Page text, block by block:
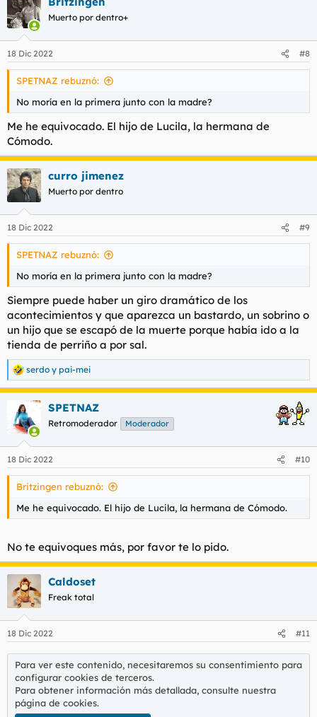
c
i
e
s
Muerto por dentro+
18 Dic 2022 #8
SPETNAZ rebuznó:
No moría en la primera junto con la madre?
Me he equivocado. El hijo de Lucila, la hermana de
Cómodo.
curro jimenez
Muerto por dentro
18 Dic 2022 #9
SPETNAZ rebuznó:
No moría en la primera junto con la madre?
Siempre puede haber un giro dramático de los
acontecimientos y que aparezca un bastardo, un sobrino o
un hijo que se escapó de la muerte porque había ido a la
tienda de perriño a por sal.
R
e
a
c
i
e
s
serdo y pai-mei
SPETNAZ
Retromoderador Moderador
18 Dic 2022 #10
Britzingen rebuznó:
Me he equivocado. El hijo de Lucila, la hermana de Cómodo.
No te equivoques más, por favor te lo pido.
Caldoset
Freak total
18 Dic 2022 #11
Para ver este contenido, necesitaremos su consentimiento para
configurar cookies de terceros.
Para obtener información más detallada, consulte nuestra
página de cookies.